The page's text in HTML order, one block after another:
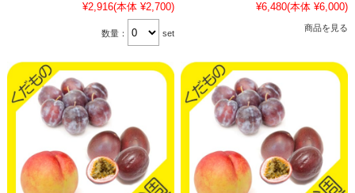
¥2,916(本体 ¥2,700)
数量： set
¥6,480(本体 ¥6,000)
商品を見る